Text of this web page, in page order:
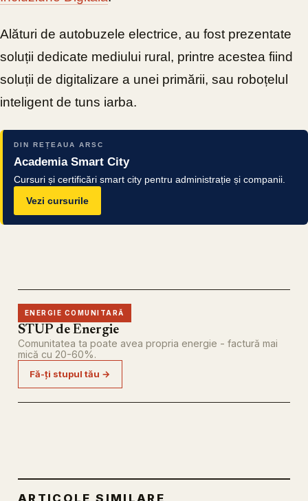
Alături de autobuzele electrice, au fost prezentate
soluții dedicate mediului rural, printre acestea fiind
soluții de digitalizare a unei primării, sau roboțelul
inteligent de tuns iarba.
DIN REȚEAUA ARSC
Academia Smart City
Cursuri și certificări smart city pentru administrație și companii.
Vezi cursurile
ENERGIE COMUNITARĂ
STUP de Energie
Comunitatea ta poate avea propria energie - factură mai
mică cu 20-60%.
Fă-ți stupul tău →